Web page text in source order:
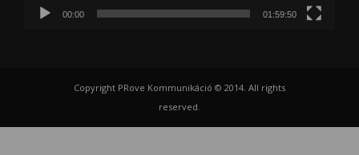
00:00 01:59:50
Copyright PRove Kommunikáció © 2014. All rights
reserved.